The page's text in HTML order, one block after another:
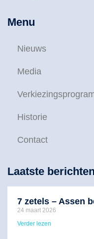
Menu
Nieuws
Media
Historie
Contact
Laatste berichten
7 zetels – Assen
24 maart 2026
Verder lezen